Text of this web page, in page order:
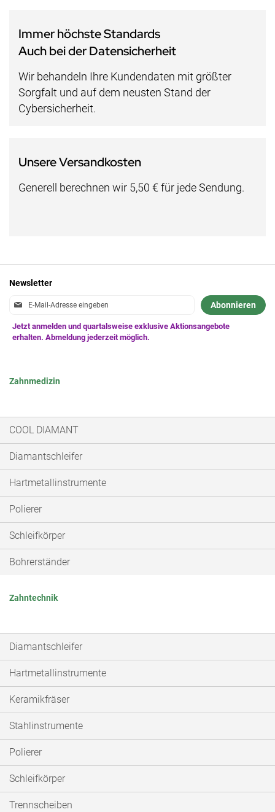
Immer höchste Standards
Auch bei der Datensicherheit
Wir behandeln Ihre Kundendaten mit größter
Sorgfalt und auf dem neusten Stand der
Cybersicherheit.
Unsere Versandkosten
Generell berechnen wir 5,50 € für jede Sendung.
Newsletter
Anmeldung
Newsletter:
Abonnieren
Zahnmedizin
COOL DIAMANT
Diamantschleifer
Hartmetallinstrumente
Polierer
Schleifkörper
Bohrerständer
Zahntechnik
Diamantschleifer
Hartmetallinstrumente
Keramikfräser
Stahlinstrumente
Polierer
Schleifkörper
Trennscheiben